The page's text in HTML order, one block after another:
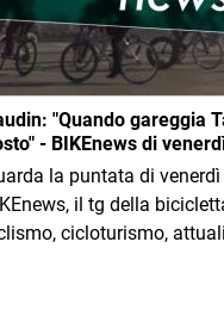
"Quando gareggia
- BIKEnews di
la puntata di
il tg della
cicloturismo,